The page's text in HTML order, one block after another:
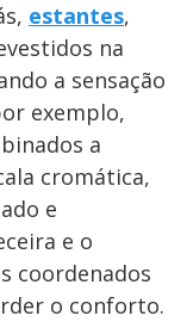
estantes,
na
a sensação
exemplo,
a
cromática,
e
e o
coordenados
o conforto.